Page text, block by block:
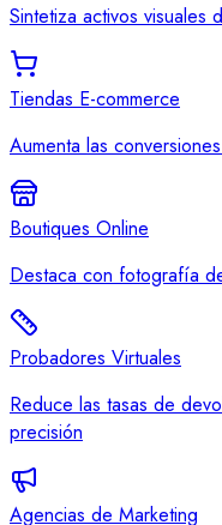
Sintetiza activos visuales
Tiendas E-commerce
Aumenta las
Boutiques Online
Destaca con fotografía
Probadores Virtuales
Reduce las tasas de
precisión
Agencias de Marketing